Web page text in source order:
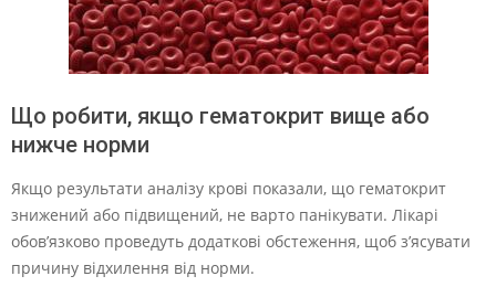
Що робити, якщо гематокрит вище або
нижче норми
Якщо результати аналізу крові показали, що гематокрит
знижений або підвищений, не варто панікувати. Лікарі
обов’язково проведуть додаткові обстеження, щоб з’ясувати
причину відхилення від норми.